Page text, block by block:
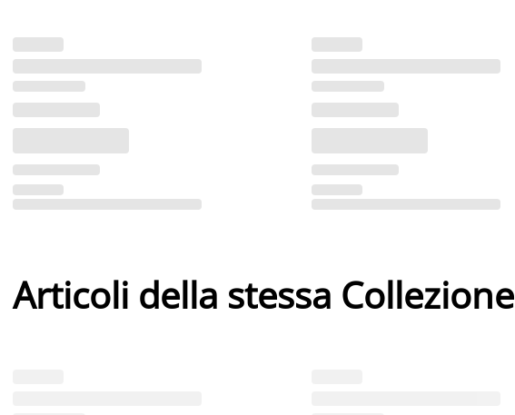
Articoli della stessa Collezione